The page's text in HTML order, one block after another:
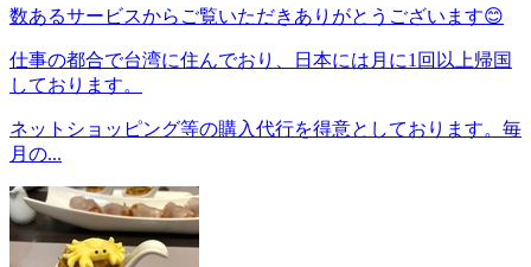
数あるサービスからご覧いただきありがとうございます😊
仕事の都合で台湾に住んでおり、日本には月に1回以上帰国
しております。
ネットショッピング等の購入代行を得意としております。毎
月の...